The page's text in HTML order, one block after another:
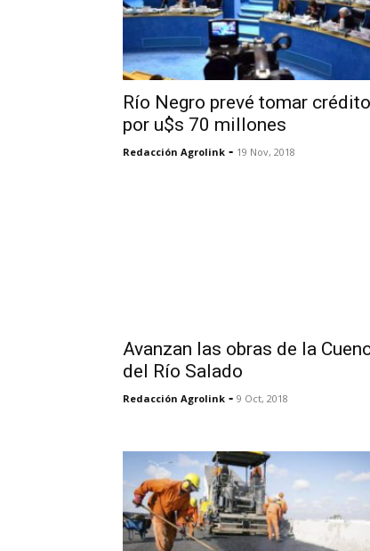
Río Negro prevé tomar
por u$s 70 millones
Redacción Agrolink - 19 Nov, 2018
Avanzan las obras de la
del Río Salado
Redacción Agrolink - 9 Oct, 2018